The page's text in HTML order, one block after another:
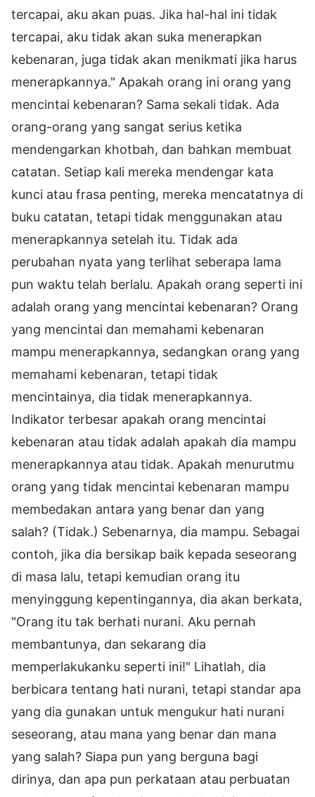
tercapai, aku akan puas. Jika hal-hal ini tidak
tercapai, aku tidak akan suka menerapkan
kebenaran, juga tidak akan menikmati jika harus
menerapkannya." Apakah orang ini orang yang
mencintai kebenaran? Sama sekali tidak. Ada
orang-orang yang sangat serius ketika
mendengarkan khotbah, dan bahkan membuat
catatan. Setiap kali mereka mendengar kata
kunci atau frasa penting, mereka mencatatnya di
buku catatan, tetapi tidak menggunakan atau
menerapkannya setelah itu. Tidak ada
perubahan nyata yang terlihat seberapa lama
pun waktu telah berlalu. Apakah orang seperti ini
adalah orang yang mencintai kebenaran? Orang
yang mencintai dan memahami kebenaran
mampu menerapkannya, sedangkan orang yang
memahami kebenaran, tetapi tidak
mencintainya, dia tidak menerapkannya.
Indikator terbesar apakah orang mencintai
kebenaran atau tidak adalah apakah dia mampu
menerapkannya atau tidak. Apakah menurutmu
orang yang tidak mencintai kebenaran mampu
membedakan antara yang benar dan yang
salah? (Tidak.) Sebenarnya, dia mampu. Sebagai
contoh, jika dia bersikap baik kepada seseorang
di masa lalu, tetapi kemudian orang itu
menyinggung kepentingannya, dia akan berkata,
"Orang itu tak berhati nurani. Aku pernah
membantunya, dan sekarang dia
memperlakukanku seperti ini!" Lihatlah, dia
berbicara tentang hati nurani, tetapi standar apa
yang dia gunakan untuk mengukur hati nurani
seseorang, atau mana yang benar dan mana
yang salah? Siapa pun yang berguna bagi
dirinya, dan apa pun perkataan atau perbuatan